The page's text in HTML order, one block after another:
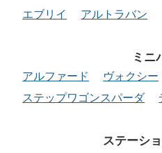
エブリイ
アルトラバン
ミニ
アルファード ヴォクシー
ステップワゴンスパーダ
ステーシ